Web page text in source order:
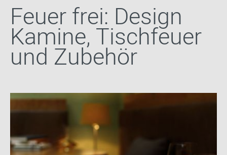
Feuer frei: Design
Kamine, Tischfeuer
und Zubehör